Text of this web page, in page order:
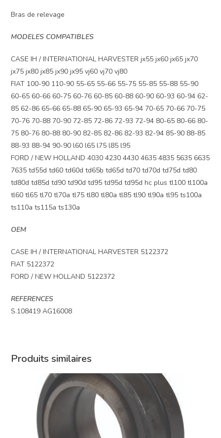
Bras de relevage
MODELES COMPATIBLES
CASE IH / INTERNATIONAL HARVESTER jx55 jx60 jx65 jx70
jx75 jx80 jx85 jx90 jx95 vj60 vj70 vj80
FIAT 100-90 110-90 55-65 55-66 55-75 55-85 55-88 55-90
60-65 60-66 60-75 60-76 60-85 60-88 60-90 60-93 60-94 62-
85 62-86 65-66 65-88 65-90 65-93 65-94 70-65 70-66 70-75
70-76 70-88 70-90 72-85 72-86 72-93 72-94 80-65 80-66 80-
75 80-76 80-88 80-90 82-85 82-86 82-93 82-94 85-90 88-85
88-93 88-94 90-90 l60 l65 l75 l85 l95
FORD / NEW HOLLAND 4030 4230 4430 4635 4835 5635 6635
7635 td55d td60 td60d td65b td65d td70 td70d td75d td80
td80d td85d td90 td90d td95 td95d td95d hc plus tl100 tl100a
tl60 tl65 tl70 tl70a tl75 tl80 tl80a tl85 tl90 tl90a tl95 ts100a
ts110a ts115a ts130a
OEM
CASE IH / INTERNATIONAL HARVESTER 5122372
FIAT 5122372
FORD / NEW HOLLAND 5122372
REFERENCES
S.108419 AG16008
Produits similaires